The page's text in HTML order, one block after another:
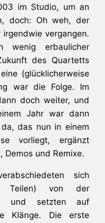
im Studio, um an
doch: Oh weh, der
vergangen.
wenig erbaulicher
des Quartetts
(glücklicherweise
war die Folge. Im
doch weiter, und
Jahr war dann
das nun in einem
vorliegt, ergänzt
Demos und Remixe.
sich
Teilen) von der
und setzten auf
Klänge. Die erste